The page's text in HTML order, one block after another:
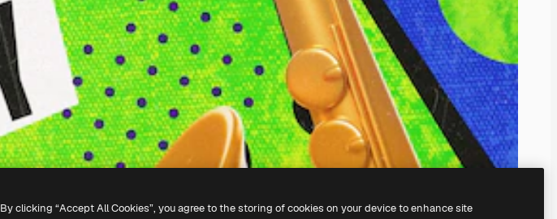
By clicking “Accept All Cookies”, you agree to the storing of cookies on your device to enhance site